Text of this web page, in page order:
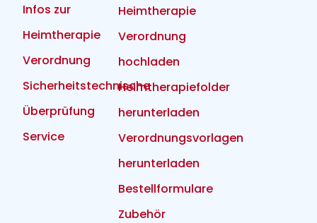
Infos zur
Heimtherapie
Verordnung
Sicherheitstechnische
Überprüfung
Service
Heimtherapie
Verordnung
hochladen
Heimtherapiefolder
herunterladen
Verordnungsvorlagen
herunterladen
Bestellformulare
Zubehör